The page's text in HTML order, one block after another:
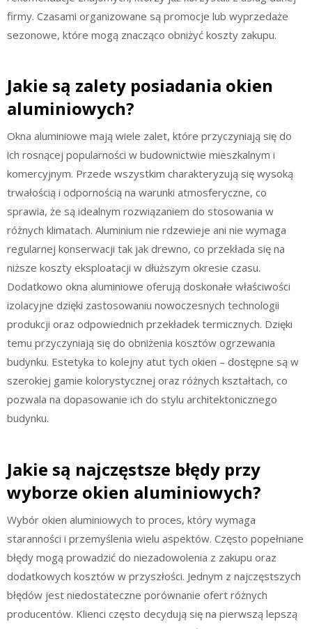
firmy. Czasami organizowane są promocje lub wyprzedaże
sezonowe, które mogą znacząco obniżyć koszty zakupu.
Jakie są zalety posiadania okien
aluminiowych?
Okna aluminiowe mają wiele zalet, które przyczyniają się do
ich rosnącej popularności w budownictwie mieszkalnym i
komercyjnym. Przede wszystkim charakteryzują się wysoką
trwałością i odpornością na warunki atmosferyczne, co
sprawia, że są idealnym rozwiązaniem do stosowania w
różnych klimatach. Aluminium nie rdzewieje ani nie wymaga
regularnej konserwacji tak jak drewno, co przekłada się na
niższe koszty eksploatacji w dłuższym okresie czasu.
Dodatkowo okna aluminiowe oferują doskonałe właściwości
izolacyjne dzięki zastosowaniu nowoczesnych technologii
produkcji oraz odpowiednich przekładek termicznych. Dzięki
temu przyczyniają się do obniżenia kosztów ogrzewania
budynku. Estetyka to kolejny atut tych okien – dostępne są w
szerokiej gamie kolorystycznej oraz różnych kształtach, co
pozwala na dopasowanie ich do stylu architektonicznego
budynku.
Jakie są najczęstsze błędy przy
wyborze okien aluminiowych?
Wybór okien aluminiowych to proces, który wymaga
staranności i przemyślenia wielu aspektów. Często popełniane
błędy mogą prowadzić do niezadowolenia z zakupu oraz
dodatkowych kosztów w przyszłości. Jednym z najczęstszych
błędów jest niedostateczne porównanie ofert różnych
producentów. Klienci często decydują się na pierwszą lepszą